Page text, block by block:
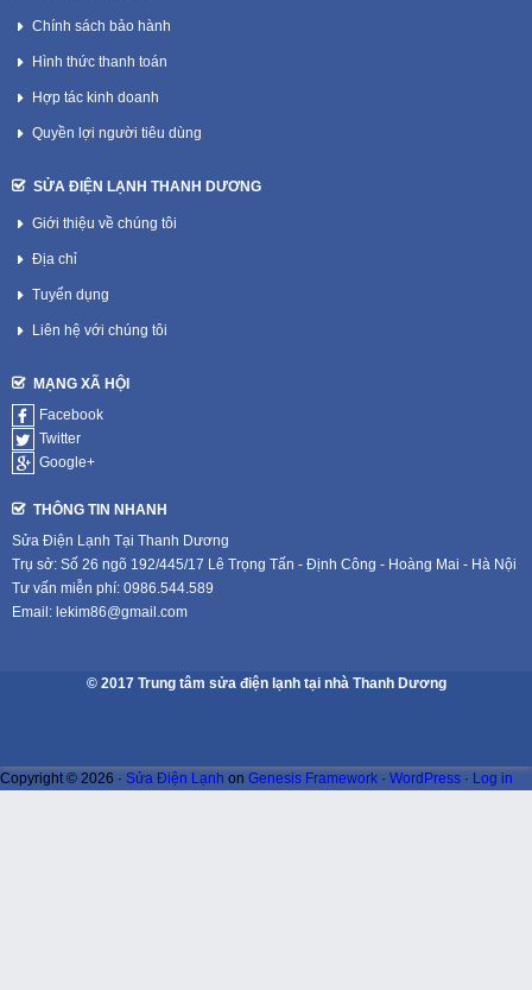
Chính sách bảo hành
Hình thức thanh toán
Hợp tác kinh doanh
Quyền lợi người tiêu dùng
SỬA ĐIỆN LẠNH THANH DƯƠNG
Giới thiệu về chúng tôi
Địa chỉ
Tuyển dụng
Liên hệ với chúng tôi
MẠNG XÃ HỘI
Facebook
Twitter
Google+
THÔNG TIN NHANH
Sửa Điện Lạnh Tại Thanh Dương
Trụ sở: Số 26 ngõ 192/445/17 Lê Trọng Tấn - Định Công - Hoàng Mai - Hà Nội
Tư vấn miễn phí: 0986.544.589
Email: lekim86@gmail.com
© 2017 Trung tâm sửa điện lạnh tại nhà Thanh Dương
Copyright © 2026 · Sửa Điện Lạnh on Genesis Framework · WordPress · Log in